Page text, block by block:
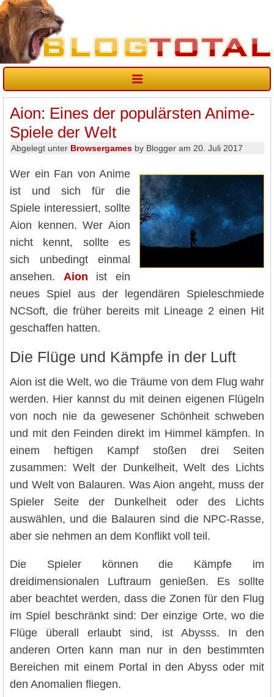
Aion: Eines der populärsten Anime-
Spiele der Welt
Abgelegt unter Browsergames by Blogger am 20. Juli 2017
Wer ein Fan von Anime
ist und sich für die
Spiele interessiert, sollte
Aion kennen. Wer Aion
nicht kennt, sollte es
sich unbedingt einmal
ansehen. Aion ist ein
neues Spiel aus der legendären Spieleschmiede
NCSoft, die früher bereits mit Lineage 2 einen Hit
geschaffen hatten.
Die Flüge und Kämpfe in der Luft
Aion ist die Welt, wo die Träume von dem Flug wahr
werden. Hier kannst du mit deinen eigenen Flügeln
von noch nie da gewesener Schönheit schweben
und mit den Feinden direkt im Himmel kämpfen. In
einem heftigen Kampf stoßen drei Seiten
zusammen: Welt der Dunkelheit, Welt des Lichts
und Welt von Balauren. Was Aion angeht, muss der
Spieler Seite der Dunkelheit oder des Lichts
auswählen, und die Balauren sind die NPC-Rasse,
aber sie nehmen an dem Konflikt voll teil.
Die Spieler können die Kämpfe im
dreidimensionalen Luftraum genießen. Es sollte
aber beachtet werden, dass die Zonen für den Flug
im Spiel beschränkt sind: Der einzige Orte, wo die
Flüge überall erlaubt sind, ist Abysss. In den
anderen Orten kann man nur in den bestimmten
Bereichen mit einem Portal in den Abyss oder mit
den Anomalien fliegen.